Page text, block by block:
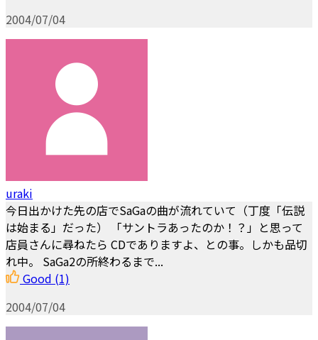
2004/07/04
uraki
今日出かけた先の店でSaGaの曲が流れていて（丁度「伝説
は始まる」だった） 「サントラあったのか！？」と思って
店員さんに尋ねたら CDでありますよ、との事。しかも品切
れ中。 SaGa2の所終わるまで...
Good (1)
2004/07/04